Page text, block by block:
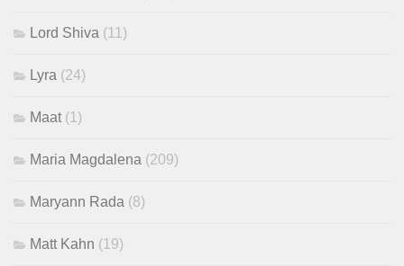
Lord Shiva (11)
Lyra (24)
Maat (1)
Maria Magdalena (209)
Maryann Rada (8)
Matt Kahn (19)